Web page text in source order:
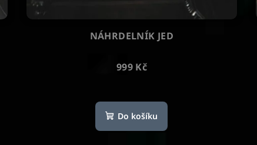
NÁHRDELNÍK JED
999 Kč
Do košíku